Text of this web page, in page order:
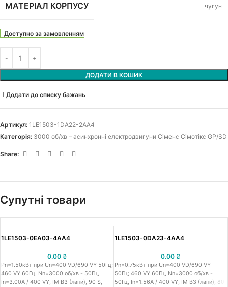
МАТЕРІАЛ КОРПУСУ чугун
Доступно за замовленням
ДОДАТИ В КОШИК
Додати до списку бажань
Артикул: 1LE1503-1DA22-2AA4
Категорія: 3000 об/хв – асинхронні електродвигуни Сіменс Сімотікс GP/SD
Share:
Супутні товари
1LE1503-0EA03-4AA4
0.00 ₴
Pn=1.50кВт при Un=400 VD/690 VY 50Гц;
460 VY 60Гц, Nn=3000 об/хв - 50Гц,
In=3.00A / 400 VY, IM B3 (лапи), 90 S,
1LE1503-0DA23-4AA4
0.00 ₴
Pn=0.75кВт при Un=400 VD/690 VY
50Гц; 460 VY 60Гц, Nn=3000 об/хв -
50Гц, In=1.56A / 400 VY, IM B3 (лапи), 80